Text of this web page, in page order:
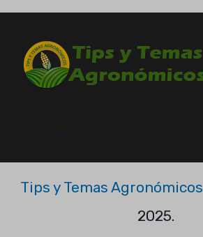
Tips y Temas Agronómicos
2025.